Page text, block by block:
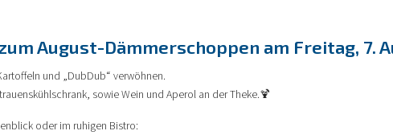
August-Dämmerschoppen am Freitag, 7.
und „DubDub“ verwöhnen.
sowie Wein und Aperol an der Theke.🍹
oder im ruhigen Bistro: